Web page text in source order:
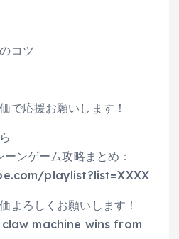
コツ
で応援お願いします！
ンゲーム攻略まとめ：
playlist?list=XXXX
よろしくお願いします！
machine wins from